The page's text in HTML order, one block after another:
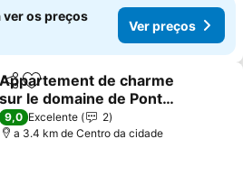
ver os preços
Ver preços
PartilharAdicionar aos favoritos
Appartement de charme
sur le domaine de Pont
Royal à Mallemort, en
rez-de-jardin avec
Ver preços
9,0 Excelente
2
a 3.4 km de Centro da cidade